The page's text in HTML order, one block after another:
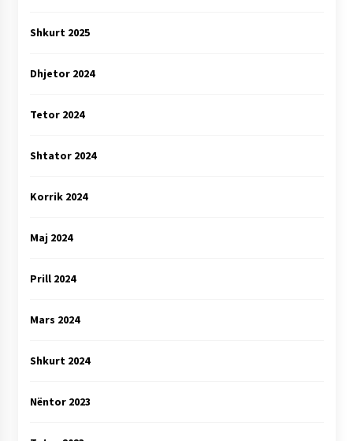
Shkurt 2025
Dhjetor 2024
Tetor 2024
Shtator 2024
Korrik 2024
Maj 2024
Prill 2024
Mars 2024
Shkurt 2024
Nëntor 2023